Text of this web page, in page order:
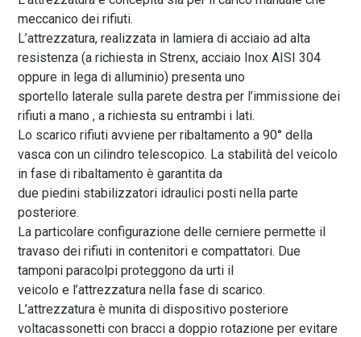
meccanico dei rifiuti.
L’attrezzatura, realizzata in lamiera di acciaio ad alta
resistenza (a richiesta in Strenx, acciaio Inox AISI 304
oppure in lega di alluminio) presenta uno
sportello laterale sulla parete destra per l’immissione dei
rifiuti a mano , a richiesta su entrambi i lati.
Lo scarico rifiuti avviene per ribaltamento a 90° della
vasca con un cilindro telescopico. La stabilità del veicolo
in fase di ribaltamento è garantita da
due piedini stabilizzatori idraulici posti nella parte
posteriore.
La particolare configurazione delle cerniere permette il
travaso dei rifiuti in contenitori e compattatori. Due
tamponi paracolpi proteggono da urti il
veicolo e l’attrezzatura nella fase di scarico.
L’attrezzatura è munita di dispositivo posteriore
voltacassonetti con bracci a doppio rotazione per evitare